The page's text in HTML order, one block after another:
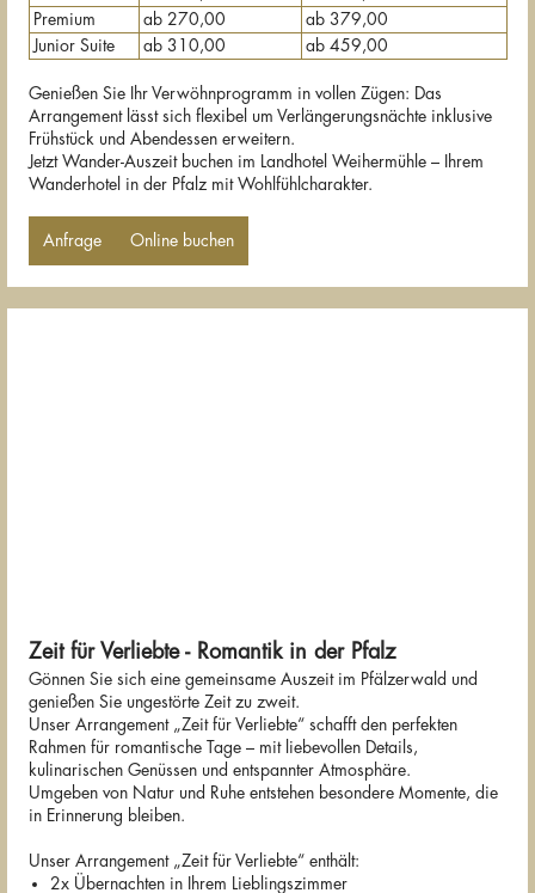
Premium
ab 270,00
ab 379,00
Junior Suite
ab 310,00 ab 459,00
Genießen Sie Ihr Verwöhnprogramm in vollen Zügen: Das
Arrangement lässt sich flexibel um Verlängerungsnächte inklusive
Frühstück und Abendessen erweitern.
Jetzt Wander-Auszeit buchen im Landhotel Weihermühle – Ihrem
Wanderhotel in der Pfalz mit Wohlfühlcharakter.
Anfrage Online buchen
Zeit für Verliebte - Romantik in der Pfalz
Gönnen Sie sich eine gemeinsame Auszeit im Pfälzerwald und
genießen Sie ungestörte Zeit zu zweit.
Unser Arrangement „Zeit für Verliebte“ schafft den perfekten
Rahmen für romantische Tage – mit liebevollen Details,
kulinarischen Genüssen und entspannter Atmosphäre.
Umgeben von Natur und Ruhe entstehen besondere Momente, die
in Erinnerung bleiben.
Unser Arrangement „Zeit für Verliebte“ enthält:
2x Übernachten in Ihrem Lieblingszimmer